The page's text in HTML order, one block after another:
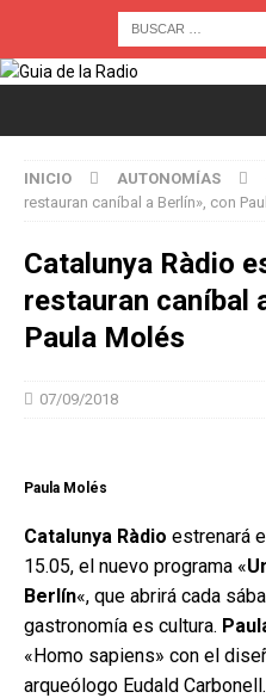
INICIO AUTONOMÍAS
restauran caníbal a Berlín», con
Catalunya Ràdio
restauran caníbal
Paula Molés
07/09/2018
Paula Molés
Catalunya Ràdio estrenará
15.05, el nuevo programa «
Berlín«, que abrirá cada
gastronomía es cultura.
«Homo sapiens» con el
arqueólogo Eudald Carbonell.